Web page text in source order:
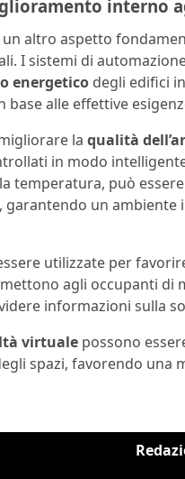
interno
altro aspetto
I sistemi di
energetico degli edifici in
alle effettive
la qualità
in modo
temperatura, può
un
utilizzate per
agli occupanti di
informazioni sulla
virtuale possono
spazi, favorendo una